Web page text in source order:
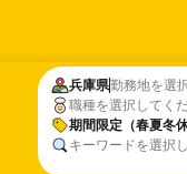
兵庫県勤務地を選
職種を選択してく
期間限定（春夏冬休
キーワードを選択
兵庫県
期間限定（春夏冬休